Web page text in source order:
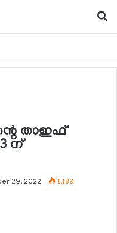
താഇഫ്
ന്
29, 2022 1,189